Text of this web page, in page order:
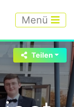
Menü
Teilen